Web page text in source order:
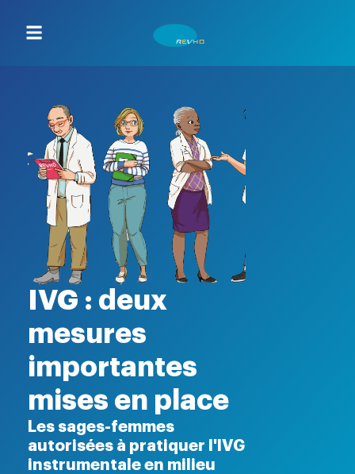
IVG : deux
mesures
importantes
mises en place
Les sages-femmes
autorisées à pratiquer l'IVG
instrumentale en milieu